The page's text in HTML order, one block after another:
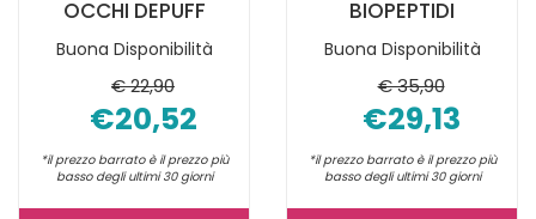
OCCHI DEPUFF
Buona Disponibilità
€ 22,90
€20,52
*il prezzo barrato è il prezzo più
basso degli ultimi 30 giorni
BIOPEPTIDI
Buona Disponibilità
€ 35,90
€29,13
*il prezzo barrato è il prezzo più
basso degli ultimi 30 giorni